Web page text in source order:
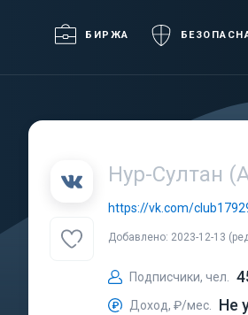
БИРЖА
Нур-Султан
https://vk.com/
Добавлено: 2023-12-13
Подписчики, чел.
Доход, ₽/мес. Не